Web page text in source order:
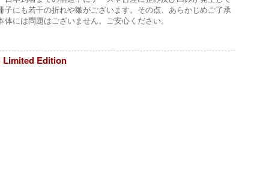
にも若干の折れや皺がございます。その点、あらかじめご了承
には問題はございません。ご安心ください。
Limited Edition